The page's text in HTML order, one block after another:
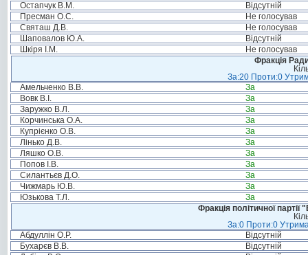
Остапчук В.М.
Відсутній
Пресман О.С.
Не голосував
Святаш Д.В.
Не голосував
Шаповалов Ю.А.
Відсутній
Шкіря І.М.
Не голосував
Фракція
За:20 Проти:0
Амельченко В.В.
За
Вовк В.І.
За
Заружко В.Л.
За
Корчинська О.А.
За
Купрієнко О.В.
За
Лінько Д.В.
За
Ляшко О.В.
За
Попов І.В.
За
Силантьєв Д.О.
За
Чижмарь Ю.В.
За
Юзькова Т.Л.
За
Фракція політичної
За:0 Проти:0
Абдуллін О.Р.
Відсутній
Бухарєв В.В.
Відсутній